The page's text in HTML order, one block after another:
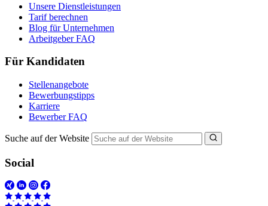
Unsere Dienstleistungen
Tarif berechnen
Blog für Unternehmen
Arbeitgeber FAQ
Für Kandidaten
Stellenangebote
Bewerbungstipps
Karriere
Bewerber FAQ
Suche auf der Website
Social